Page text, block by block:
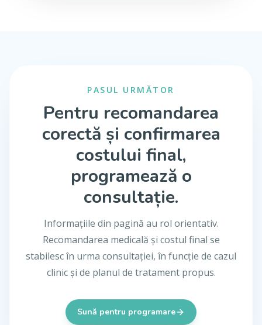
PASUL URMĂTOR
Pentru recomandarea
corectă și confirmarea
costului final,
programează o
consultație.
Informațiile din pagină au rol orientativ.
Recomandarea medicală și costul final se
stabilesc în urma consultației, în funcție de cazul
clinic și de planul de tratament propus.
Sună pentru programare